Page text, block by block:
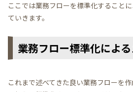
ここでは業務フローを標準化すること
ていきます。
業務フロー標準化によ
これまで述べてきた良い業務フローを